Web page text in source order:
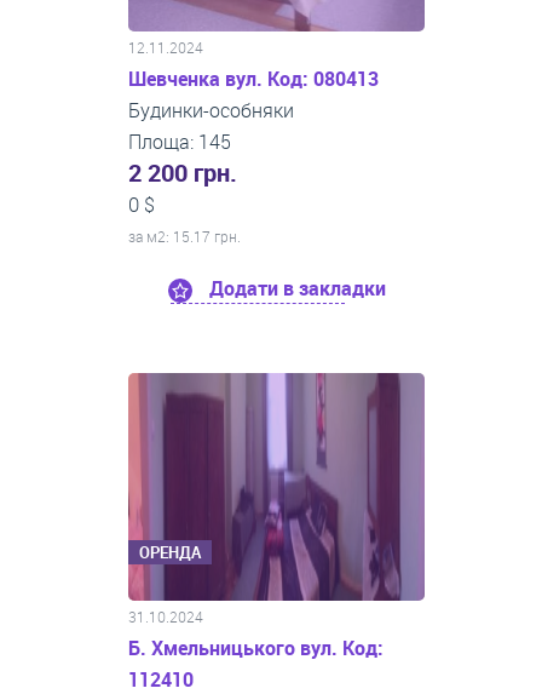
12.11.2024
Шевченка вул. Код: 080413
Будинки-особняки
Площа: 145
2 200 грн.
0 $
за м2: 15.17 грн.
Додати в закладки
ОРЕНДА
31.10.2024
Б. Хмельницького вул. Код:
112410